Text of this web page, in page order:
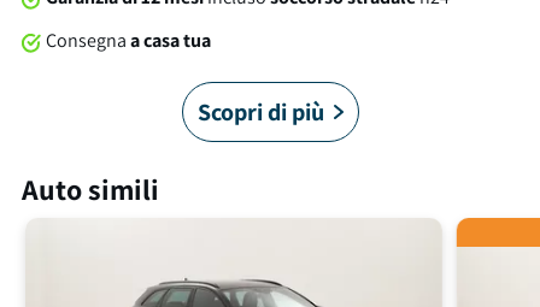
Consegnaa casa tua
Scopri di più
Auto simili